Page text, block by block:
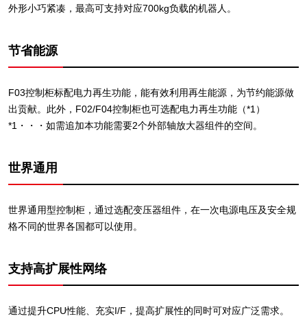
外形小巧紧凑，最高可支持对应700kg负载的机器人。
节省能源
F03控制柜标配电力再生功能，能有效利用再生能源，为节约能源做
出贡献。此外，F02/F04控制柜也可选配电力再生功能（*1）
*1・・・如需追加本功能需要2个外部轴放大器组件的空间。
世界通用
世界通用型控制柜，通过选配变压器组件，在一次电源电压及安全规
格不同的世界各国都可以使用。
支持高扩展性网络
通过提升CPU性能、充实I/F，提高扩展性的同时可对应广泛需求。